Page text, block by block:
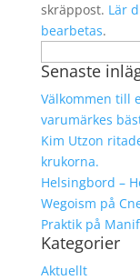
skräppost. Lär
bearbetas.
efter:
Senaste
Välkommen till
varumärkes
Kim Utzon
krukorna.
Helsingbord –
Wegoism på
Praktik på
Kategorier
Aktuellt